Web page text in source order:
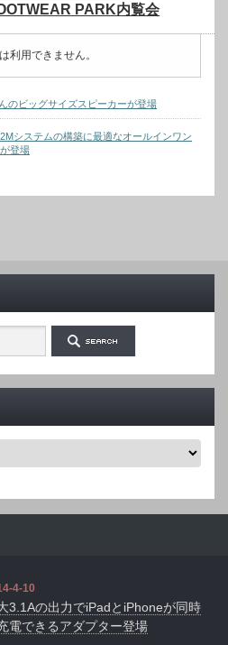
PARK内覧会
利用できません。
ビッグサイズスピーカーが登場
システムの構築に最適なオールインワン
登場
4-10
3.1Aの出力でiPadとiPhoneが同時
電できるアダプター登場